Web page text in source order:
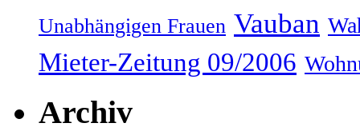
Unabhängigen Frauen Vauban
Mieter-Zeitung 09/2006
Archiv